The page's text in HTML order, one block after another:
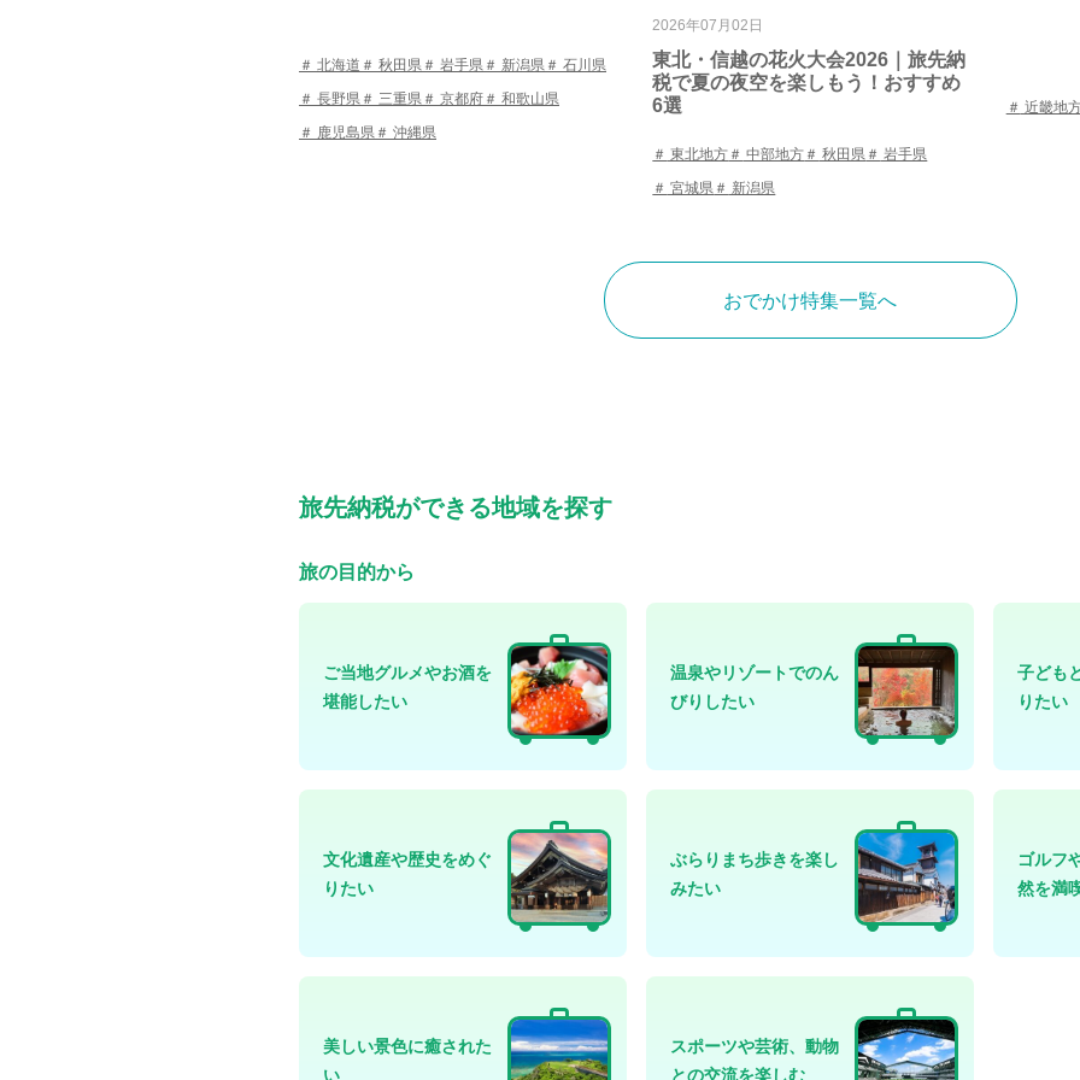
北海道 秋田県 岩手県 新潟県
石川県
長野県
三重県 京都府
和歌山県
鹿児島県
沖縄県
2026年07月02日
東北・信越の花火大会2026｜旅先納
税で夏の夜空を楽しもう！おすすめ
6選
東北地方 中部地方 秋田県
岩手県
宮城県
新潟県
近畿地
おでかけ特集一覧へ
旅先納税ができる地域を探す
旅の目的から
ご当地グルメやお酒を
堪能したい
温泉やリゾートでのん
びりしたい
子ども
りたい
文化遺産や歴史をめぐ
りたい
ぶらりまち歩きを楽し
みたい
ゴルフ
然を満
美しい景色に癒された
い
スポーツや芸術、動物
との交流を楽しむ